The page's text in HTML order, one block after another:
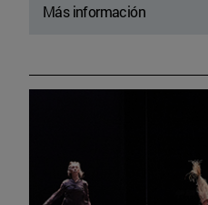
Más información